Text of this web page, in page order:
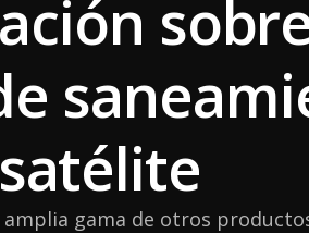
amplia gama de otros